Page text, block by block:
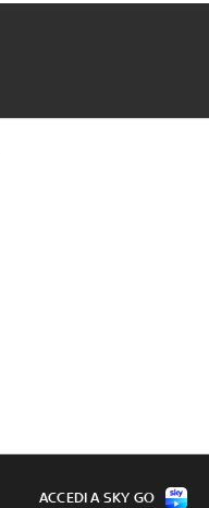
ACCEDI A SKY GO